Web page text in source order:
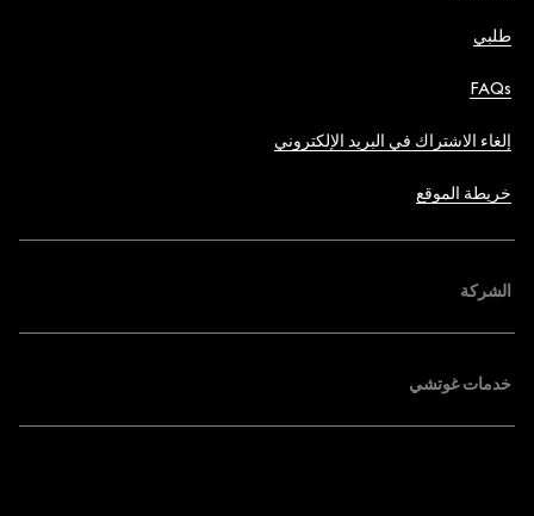
طلبي
FAQs
إلغاء الاشتراك في البريد الإلكتروني
خريطة الموقع
الشركة
خدمات غوتشي